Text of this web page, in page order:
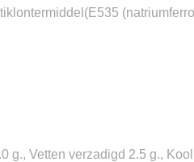
g., Vetten verzadigd 2.5 g.,